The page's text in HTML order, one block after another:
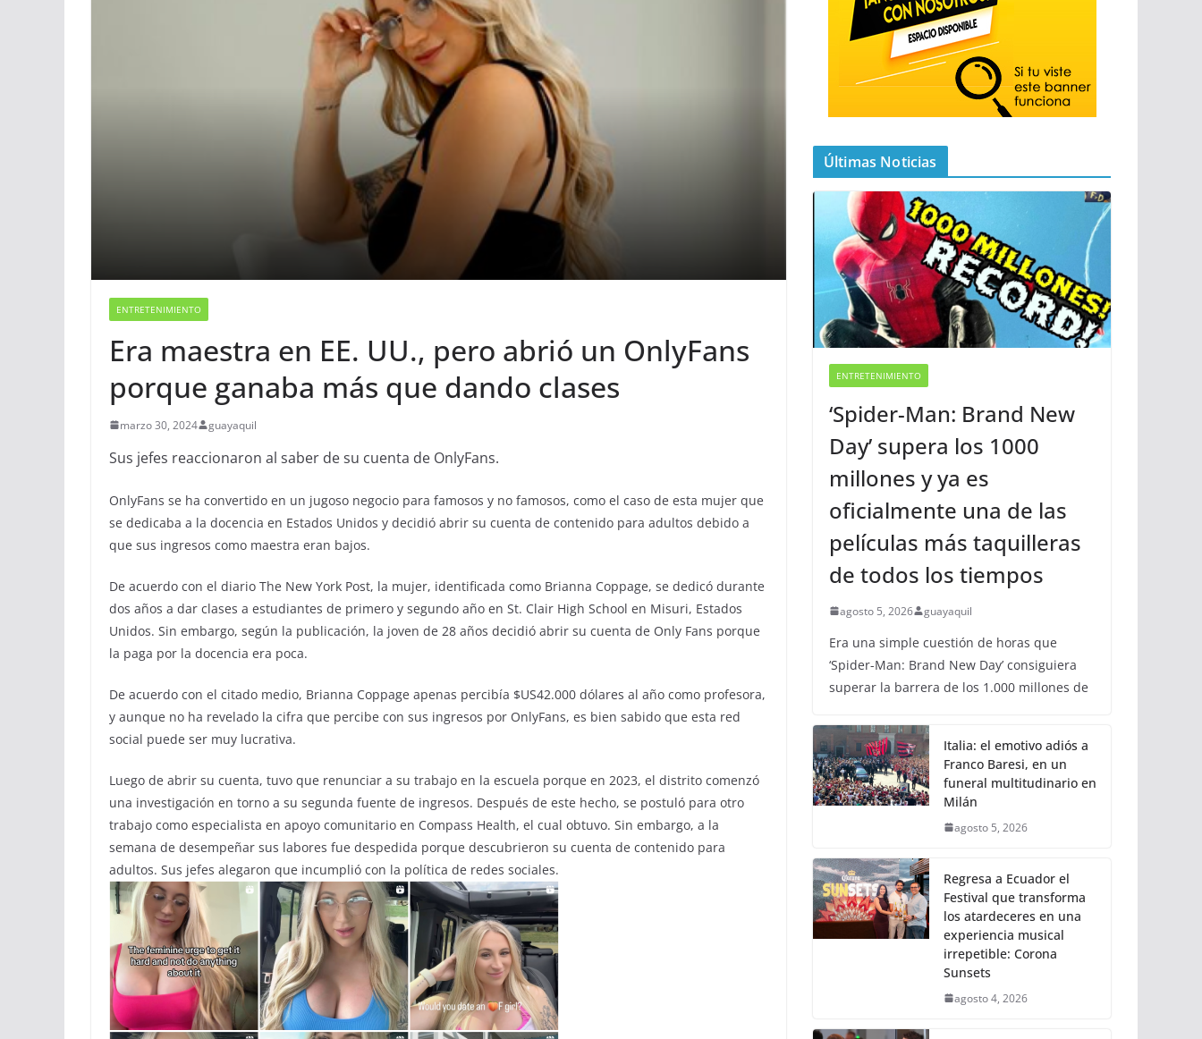
ENTRETENIMIENTO
Era maestra en EE. UU., pero abrió un OnlyFans
porque ganaba más que dando clases
marzo 30, 2024 guayaquil
Sus jefes reaccionaron al saber de su cuenta de OnlyFans.
OnlyFans se ha convertido en un jugoso negocio para famosos y no famosos, como el caso de esta mujer que
se dedicaba a la docencia en Estados Unidos y decidió abrir su cuenta de contenido para adultos debido a
que sus ingresos como maestra eran bajos.
De acuerdo con el diario The New York Post, la mujer, identificada como Brianna Coppage, se dedicó durante
dos años a dar clases a estudiantes de primero y segundo año en St. Clair High School en Misuri, Estados
Unidos. Sin embargo, según la publicación, la joven de 28 años decidió abrir su cuenta de Only Fans porque
la paga por la docencia era poca.
De acuerdo con el citado medio, Brianna Coppage apenas percibía $US42.000 dólares al año como profesora,
y aunque no ha revelado la cifra que percibe con sus ingresos por OnlyFans, es bien sabido que esta red
social puede ser muy lucrativa.
Luego de abrir su cuenta, tuvo que renunciar a su trabajo en la escuela porque en 2023, el distrito comenzó
una investigación en torno a su segunda fuente de ingresos. Después de este hecho, se postuló para otro
trabajo como especialista en apoyo comunitario en Compass Health, el cual obtuvo. Sin embargo, a la
semana de desempeñar sus labores fue despedida porque descubrieron su cuenta de contenido para
adultos. Sus jefes alegaron que incumplió con la política de redes sociales.
Últimas Noticias
ENTRETENIMIENTO
‘Spider-Man: Brand New
Day’ supera los 1000
millones y ya es
oficialmente una de las
películas más taquilleras
de todos los tiempos
agosto 5, 2026 guayaquil
Era una simple cuestión de horas que
‘Spider-Man: Brand New Day’ consiguiera
superar la barrera de los 1.000 millones de
Italia: el emotivo adiós a
Franco Baresi, en un
funeral multitudinario en
Milán
agosto 5, 2026
Regresa a Ecuador el
Festival que transforma
los atardeceres en una
experiencia musical
irrepetible: Corona
Sunsets
agosto 4, 2026